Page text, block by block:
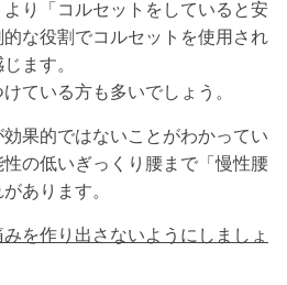
り「コルセットをしていると安
な役割でコルセットを使用され
ます。
ている方も多いでしょう。
果的ではないことがわかってい
の低いぎっくり腰まで「慢性腰
あります。
を作り出さないようにしましょ